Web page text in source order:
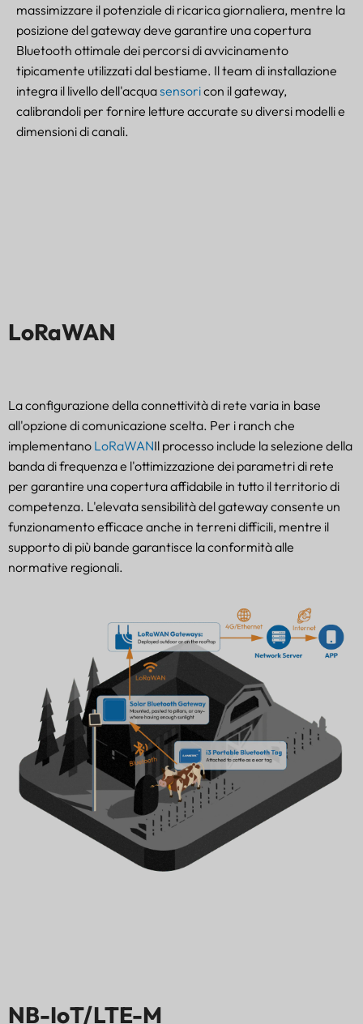
massimizzare il potenziale di ricarica giornaliera, mentre la
posizione del gateway deve garantire una copertura
Bluetooth ottimale dei percorsi di avvicinamento
tipicamente utilizzati dal bestiame. Il team di installazione
integra il livello dell'acquasensoricon il gateway,
calibrandoli per fornire letture accurate su diversi modelli e
dimensioni di canali.
LoRaWAN
La configurazione della connettività di rete varia in base
all'opzione di comunicazione scelta. Per i ranch che
implementano LoRaWANIl processo include la selezione della
banda di frequenza e l'ottimizzazione dei parametri di rete
per garantire una copertura affidabile in tutto il territorio di
competenza. L'elevata sensibilità del gateway consente un
funzionamento efficace anche in terreni difficili, mentre il
supporto di più bande garantisce la conformità alle
normative regionali.
NB-IoT/LTE-M